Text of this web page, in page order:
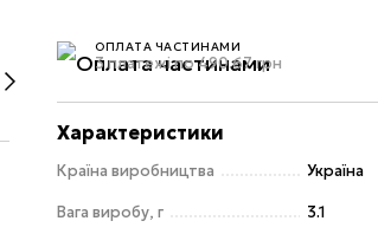
ОПЛАТА ЧАСТИНАМИ
3 платежі по 490.67 грн
Характеристики
Країна виробництва Україна
Вага виробу, г 3.1